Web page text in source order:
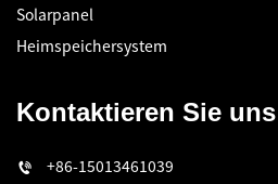
Solarpanel
Heimspeichersystem
Kontaktieren Sie uns
+86-15013461039